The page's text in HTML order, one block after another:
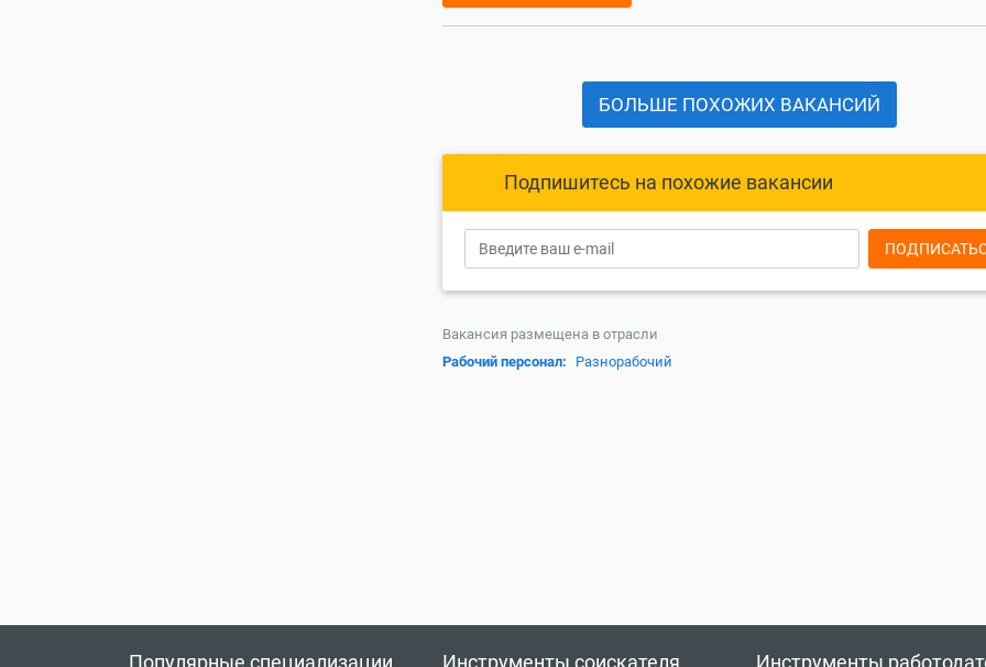
БОЛЬШЕ ПОХОЖИХ ВАКАНСИЙ
Подпишитесь на похожие вакансии
Вакансия размещена в отрасли
Рабочий персонал:
Разнорабочий
Популярные специализации Инструменты соискателя Инструменты